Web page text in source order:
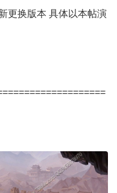
更换版本 具体以本帖演